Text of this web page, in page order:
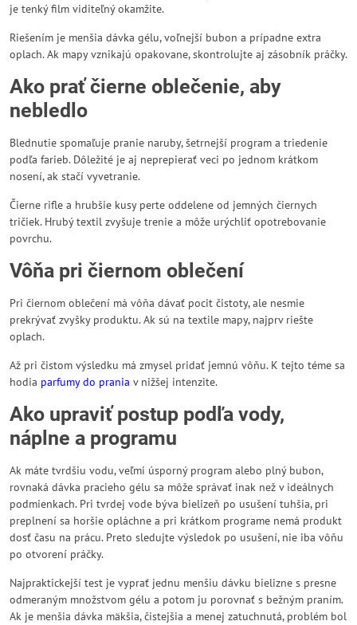
je tenký film viditeľný okamžite.
Riešením je menšia dávka gélu, voľnejší bubon a prípadne extra
oplach. Ak mapy vznikajú opakovane, skontrolujte aj zásobník práčky.
Ako prať čierne oblečenie, aby
nebledlo
Blednutie spomaľuje pranie naruby, šetrnejší program a triedenie
podľa farieb. Dôležité je aj neprepierať veci po jednom krátkom
nosení, ak stačí vyvetranie.
Čierne rifle a hrubšie kusy perte oddelene od jemných čiernych
tričiek. Hrubý textil zvyšuje trenie a môže urýchliť opotrebovanie
povrchu.
Vôňa pri čiernom oblečení
Pri čiernom oblečení má vôňa dávať pocit čistoty, ale nesmie
prekrývať zvyšky produktu. Ak sú na textile mapy, najprv riešte
oplach.
Až pri čistom výsledku má zmysel pridať jemnú vôňu. K tejto téme sa
hodia parfumy do prania v nižšej intenzite.
Ako upraviť postup podľa vody,
náplne a programu
Ak máte tvrdšiu vodu, veľmi úsporný program alebo plný bubon,
rovnaká dávka pracieho gélu sa môže správať inak než v ideálnych
podmienkach. Pri tvrdej vode býva bielizeň po usušení tuhšia, pri
preplnení sa horšie opláchne a pri krátkom programe nemá produkt
dosť času na prácu. Preto sledujte výsledok po usušení, nie iba vôňu
po otvorení práčky.
Najpraktickejší test je vyprať jednu menšiu dávku bielizne s presne
odmeraným množstvom gélu a potom ju porovnať s bežným praním.
Ak je menšia dávka mäkšia, čistejšia a menej zatuchnutá, problém bol